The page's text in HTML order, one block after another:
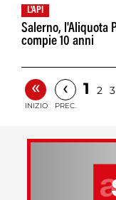
L'API
Salerno, l'Aliquota
compie 10 anni
«
INIZIO
‹
PREC.
1 2 3